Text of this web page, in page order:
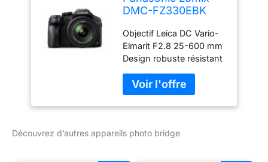
DMC-FZ330EBK
25 - 600 mm Zoom
and Full Range F2.8
Objectif Leica DC Vario-
Elmarit F2.8 25-600 mm
Design robuste résistant
poussière Vidéo
4K/photo 4K Angle libre
de 3 pouces Écran tactile
Découvrez d’autres appareils photo bridge